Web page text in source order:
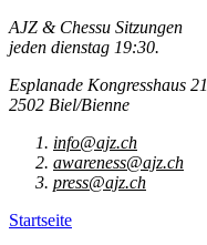
AJZ & Chessu Sitzungen
jeden dienstag 19:30.
Esplanade Kongresshaus 21
2502 Biel/Bienne
info@ajz.ch
awareness@ajz.ch
press@ajz.ch
Startseite